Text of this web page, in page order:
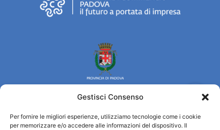
Gestisci Consenso
Per fornire le migliori esperienze, utilizziamo tecnologie come i cookie
per memorizzare e/o accedere alle informazioni del dispositivo. Il
Turismo Padova